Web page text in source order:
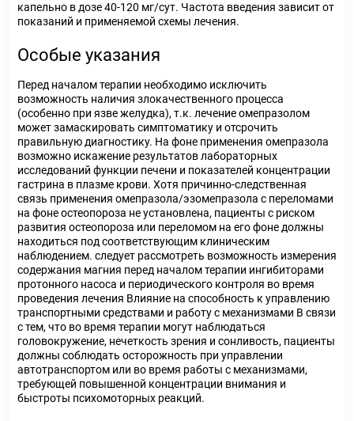
капельно в дозе 40-120 мг/сут. Частота введения зависит от
показаний и применяемой схемы лечения.
Особые указания
Перед началом терапии необходимо исключить
возможность наличия злокачественного процесса
(особенно при язве желудка), т.к. лечение омепразолом
может замаскировать симптоматику и отсрочить
правильную диагностику. На фоне применения омепразола
возможно искажение результатов лабораторных
исследований функции печени и показателей концентрации
гастрина в плазме крови. Хотя причинно-следственная
связь применения омепразола/эзомепразола с переломами
на фоне остеопороза не установлена, пациенты с риском
развития остеопороза или переломом на его фоне должны
находиться под соответствующим клиническим
наблюдением. следует рассмотреть возможность измерения
содержания магния перед началом терапии ингибиторами
протонного насоса и периодического контроля во время
проведения лечения Влияние на способность к управлению
транспортными средствами и работу с механизмами В связи
с тем, что во время терапии могут наблюдаться
головокружение, нечеткость зрения и сонливость, пациенты
должны соблюдать осторожность при управлении
автотранспортом или во время работы с механизмами,
требующей повышенной концентрации внимания и
быстроты психомоторных реакций.